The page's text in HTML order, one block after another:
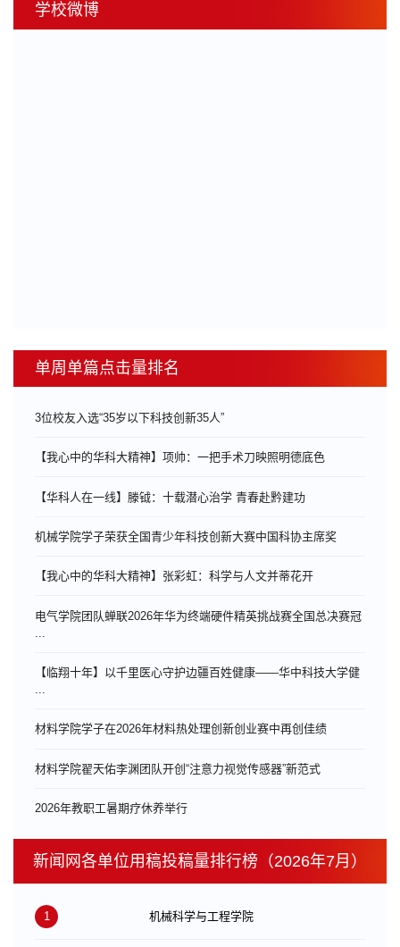
学校微博
单周单篇点击量排名
3位校友入选“35岁以下科技创新35人”
【我心中的华科大精神】项帅：一把手术刀映照明德底色
【华科人在一线】滕钺：十载潜心治学 青春赴黔建功
机械学院学子荣获全国青少年科技创新大赛中国科协主席奖
【我心中的华科大精神】张彩虹：科学与人文并蒂花开
电气学院团队蝉联2026年华为终端硬件精英挑战赛全国总决赛冠
【临翔十年】以千里医心守护边疆百姓健康——华中科技大学健
...
材料学院学子在2026年材料热处理创新创业赛中再创佳绩
材料学院翟天佑李渊团队开创“注意力视觉传感器”新范式
​2026年教职工暑期疗休养举行
新闻网各单位用稿投稿量排行榜（2026年7月）
1 机械科学与工程学院